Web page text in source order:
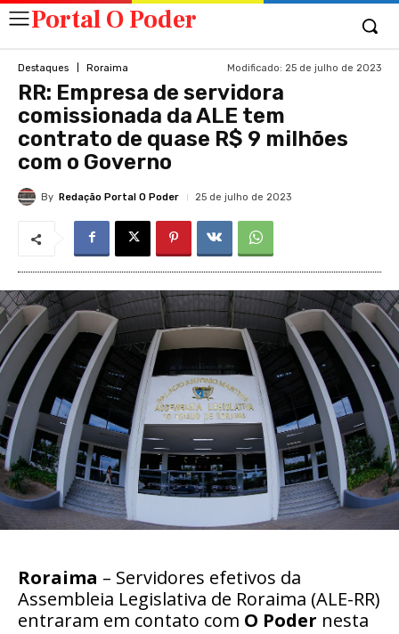
Portal O Poder
Destaques Roraima Modificado: 25 de julho de 2023
RR: Empresa de servidora
comissionada da ALE tem
contrato de quase R$ 9 milhões
com o Governo
By Redação Portal O Poder 25 de julho de 2023
Roraima – Servidores efetivos da
Assembleia Legislativa de Roraima (ALE-RR)
entraram em contato com O Poder nesta